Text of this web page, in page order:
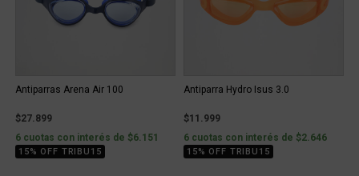
Antiparras Arena Air 100
$27.899
6 cuotas con interés de $6.151
15% OFF TRIBU15
Antiparra Hydro Isus 3.0
$11.999
6 cuotas con interés de $2.646
15% OFF TRIBU15